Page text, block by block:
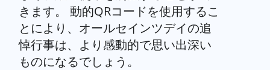
きます。 動的QRコードを使用するこ
とにより、オールセインツデイの追
悼行事は、より感動的で思い出深い
ものになるでしょう。